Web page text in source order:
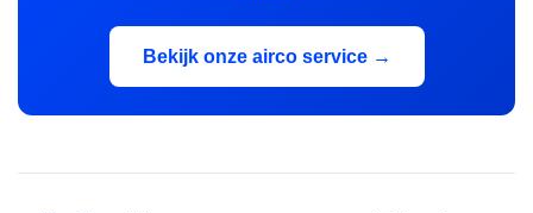
Bekijk onze airco service →